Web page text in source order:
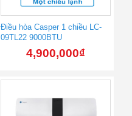
Điều hòa Casper 1 chiều LC-
09TL22 9000BTU
4,900,000₫